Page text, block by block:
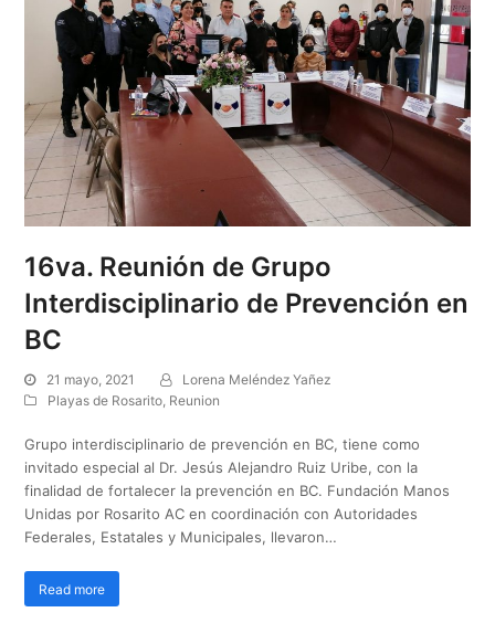
16va. Reunión de Grupo
Interdisciplinario de Prevención en
BC
21 mayo, 2021
Lorena Meléndez Yañez
Playas de Rosarito Reunion
Grupo interdisciplinario de prevención en BC, tiene como
invitado especial al Dr. Jesús Alejandro Ruiz Uribe, con la
finalidad de fortalecer la prevención en BC. Fundación Manos
Unidas por Rosarito AC en coordinación con Autoridades
Federales, Estatales y Municipales, llevaron…
Read more